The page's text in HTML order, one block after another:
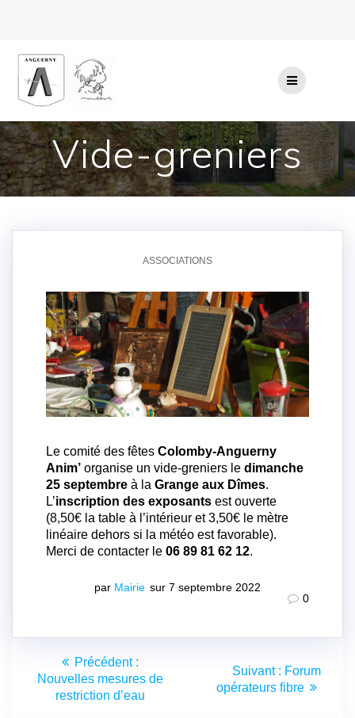
Vide-greniers
ASSOCIATIONS
Le comité des fêtes Colomby-Anguerny
Anim’ organise un vide-greniers le dimanche
25 septembre à la Grange aux Dîmes.
L’inscription des exposants est ouverte
(8,50€ la table à l’intérieur et 3,50€ le mètre
linéaire dehors si la météo est favorable).
Merci de contacter le 06 89 81 62 12.
par Mairie sur 7 septembre 2022
0
Navigation
de
Précédent :Article
précédent
:
Nouvelles mesures de
restriction d’eau
Suivant : Article
suivant
Forum
opérateurs fibre